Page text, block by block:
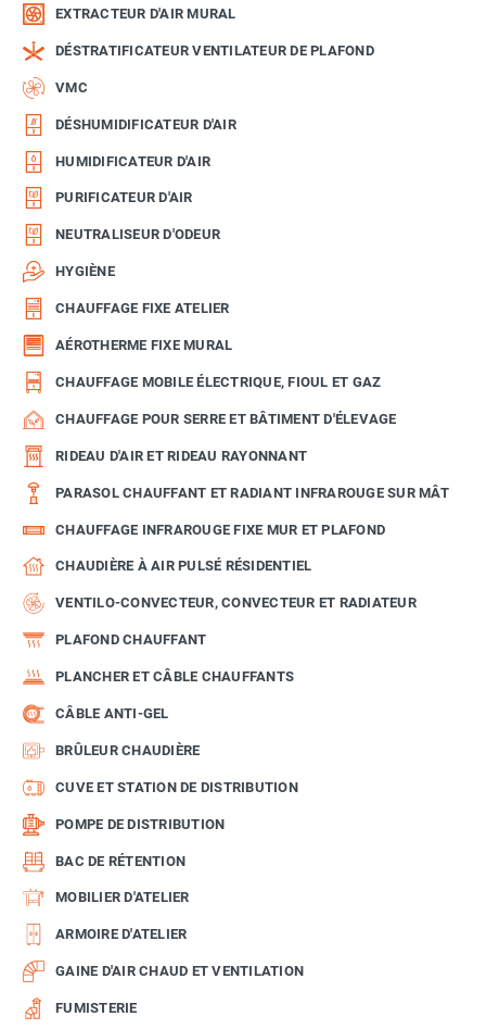
EXTRACTEUR D'AIR MURAL
DÉSTRATIFICATEUR VENTILATEUR DE PLAFOND
VMC
DÉSHUMIDIFICATEUR D'AIR
HUMIDIFICATEUR D'AIR
PURIFICATEUR D'AIR
NEUTRALISEUR D'ODEUR
HYGIÈNE
CHAUFFAGE FIXE ATELIER
AÉROTHERME FIXE MURAL
CHAUFFAGE MOBILE ÉLECTRIQUE, FIOUL ET GAZ
CHAUFFAGE POUR SERRE ET BÂTIMENT D'ÉLEVAGE
RIDEAU D'AIR ET RIDEAU RAYONNANT
PARASOL CHAUFFANT ET RADIANT INFRAROUGE SUR MÂT
CHAUFFAGE INFRAROUGE FIXE MUR ET PLAFOND
CHAUDIÈRE À AIR PULSÉ RÉSIDENTIEL
VENTILO-CONVECTEUR, CONVECTEUR ET RADIATEUR
PLAFOND CHAUFFANT
PLANCHER ET CÂBLE CHAUFFANTS
CÂBLE ANTI-GEL
BRÛLEUR CHAUDIÈRE
CUVE ET STATION DE DISTRIBUTION
POMPE DE DISTRIBUTION
BAC DE RÉTENTION
MOBILIER D'ATELIER
ARMOIRE D'ATELIER
GAINE D'AIR CHAUD ET VENTILATION
FUMISTERIE